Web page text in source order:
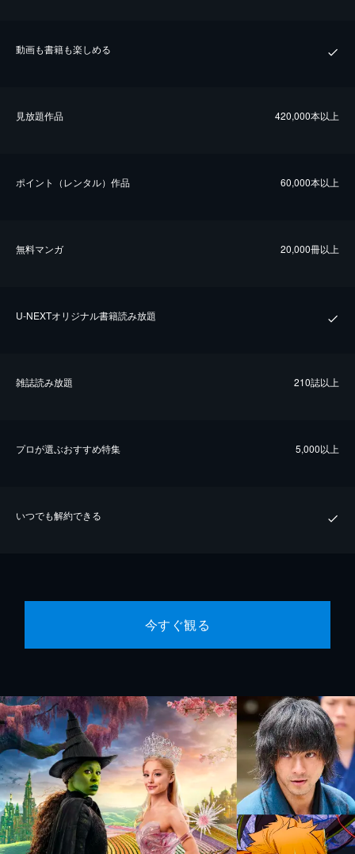
動画も書籍も楽しめる
⾒放題作品 420,000本以上
ポイント（レンタル）作品 60,000本以上
無料マンガ 20,000冊以上
U-NEXTオリジナル書籍読み放題
雑誌読み放題 210誌以上
プロが選ぶおすすめ特集 5,000以上
いつでも解約できる
今すぐ観る